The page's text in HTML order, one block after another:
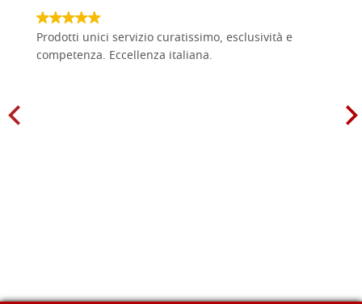
Prodotti unici servizio curatissimo, esclusività e
competenza. Eccellenza italiana.